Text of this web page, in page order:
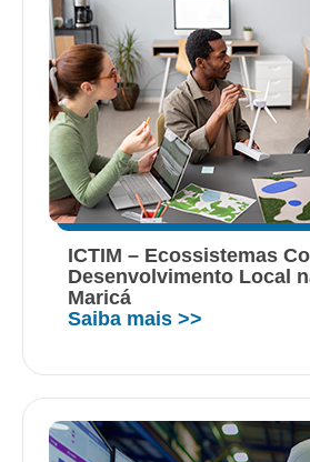
ICTIM – Ecossistemas
Desenvolvimento Local
Maricá
Saiba mais >>